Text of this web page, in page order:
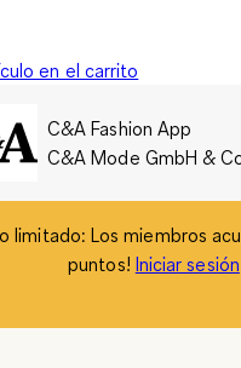
en el carrito
C&A Fashion App
C&A Mode GmbH &
limitado: Los miembros
puntos! Iniciar sesión